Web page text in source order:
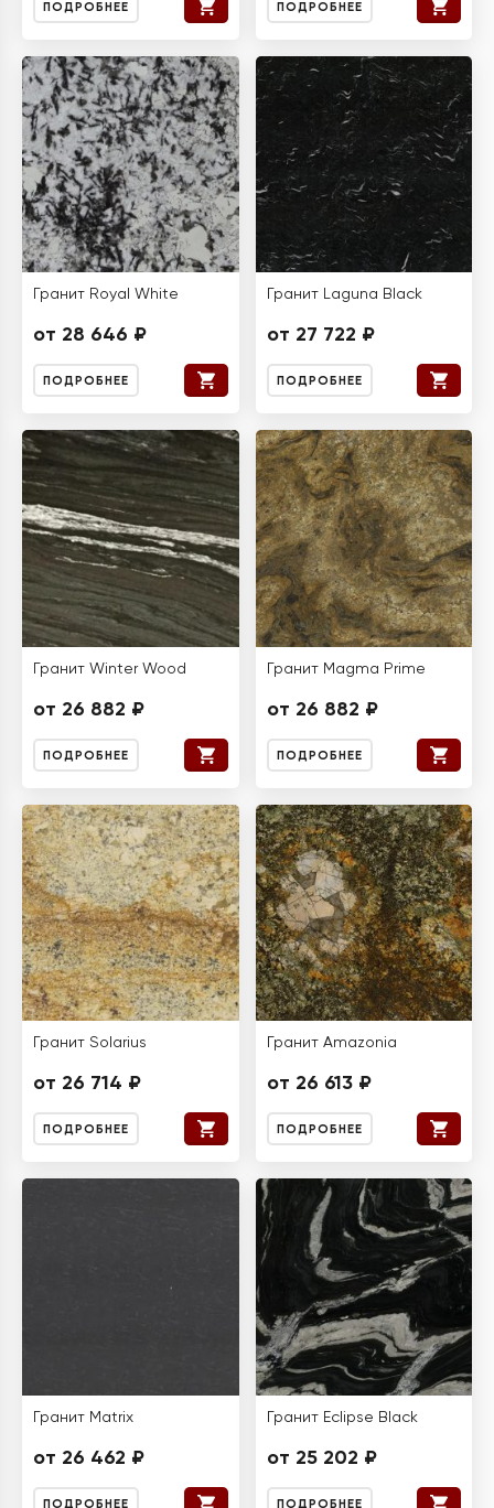
ПОДРОБНЕЕ ПОДРОБНЕЕ
Гранит Royal White
от 28 646 ₽
ПОДРОБНЕЕ
Гранит Laguna Black
от 27 722 ₽
ПОДРОБНЕЕ
Гранит Winter Wood
от 26 882 ₽
ПОДРОБНЕЕ
Гранит Magma Prime
от 26 882 ₽
ПОДРОБНЕЕ
Гранит Solarius
от 26 714 ₽
ПОДРОБНЕЕ
Гранит Amazonia
от 26 613 ₽
ПОДРОБНЕЕ
Гранит Matrix
от 26 462 ₽
ПОДРОБНЕЕ
Гранит Eclipse Black
от 25 202 ₽
ПОДРОБНЕЕ